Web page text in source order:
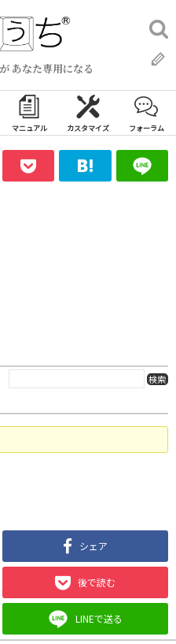
あなた専用になる
検
索:
マニュアル カスタマイズ フォーラム
シェア
後で読む
LINEで送る